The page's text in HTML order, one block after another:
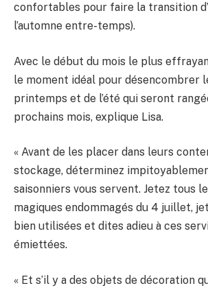
confortables pour faire la transition
l’automne entre-temps).
Avec le début du mois le plus
le moment idéal pour désencombrer
printemps et de l’été qui seront
prochains mois, explique Lisa.
« Avant de les placer dans leurs
stockage, déterminez
saisonniers vous servent. Jetez tous
magiques endommagés du 4 juillet,
bien utilisées et dites adieu à ces
émiettées.
« Et s’il y a des objets de décoration